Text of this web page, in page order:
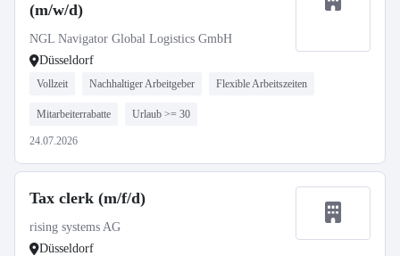
(m/w/d)
NGL Navigator Global Logistics GmbH
Düsseldorf
Vollzeit Nachhaltiger Arbeitgeber Flexible Arbeitszeiten
Mitarbeiterrabatte Urlaub >= 30
24.07.2026
Tax clerk (m/f/d)
rising systems AG
Düsseldorf